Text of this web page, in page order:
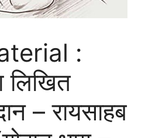
:
लिखित
– रायसाहब